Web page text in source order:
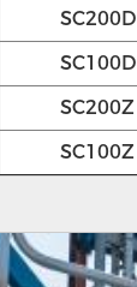
SC200D
SC100D
SC200Z
SC100Z